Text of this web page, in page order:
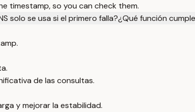
timestamp, so you can check them.
solo se usa si el primero falla?¿Qué función
de las consultas.
y mejorar la estabilidad.